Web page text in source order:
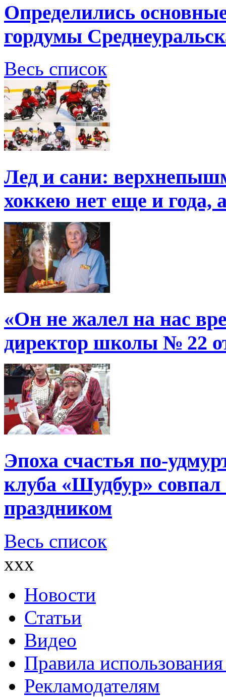
Определились
гордумы
Весь список
Лед и сани:
хоккею нет еще и года,
«Он не жалел на нас
директор школы № 22
Эпоха счастья по-
клуба «Шудбур»
праздником
Весь список
xxx
Новости
Статьи
Видео
Правила
Рекламодателям